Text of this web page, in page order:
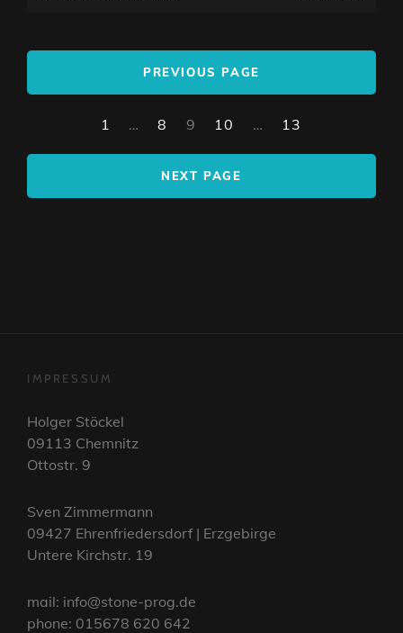
SOLOPFADEN!
<span
class="nav-
screen-
reader-
</span>
PREVIOUS PAGE
1 … 8 9 10 … 13
NEXT PAGE
IMPRESSUM
Holger Stöckel
09113 Chemnitz
Ottostr. 9
Sven Zimmermann
09427 Ehrenfriedersdorf | Erzgebirge
Untere Kirchstr. 19
mail: info@stone-prog.de
phone: 015678 620 642